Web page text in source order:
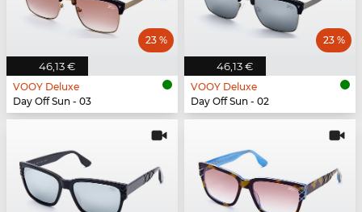
46,13 €
23 %
VOOY Deluxe
Day Off Sun - 03
46,13 €
23 %
VOOY Deluxe
Day Off Sun - 02